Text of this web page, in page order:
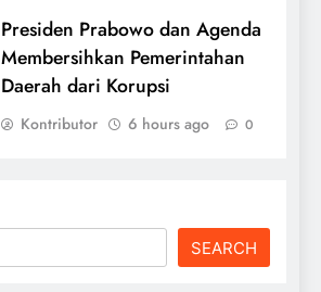
Presiden Prabowo dan Agenda
Membersihkan Pemerintahan
Daerah dari Korupsi
Kontributor 6 hours ago 0
SEARCH